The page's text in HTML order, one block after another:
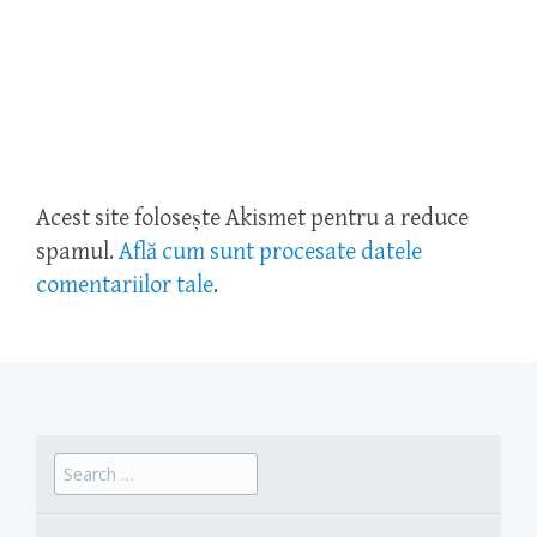
Acest site folosește Akismet pentru a reduce
spamul. Află cum sunt procesate datele
comentariilor tale.
Search
for: